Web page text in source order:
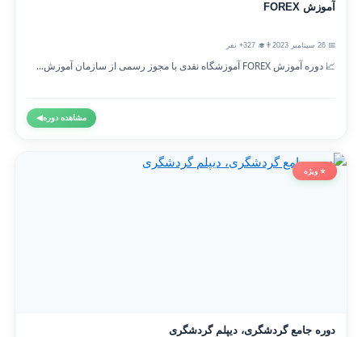
آموزش FOREX
👨‍🎓 327+ نفر
📈 دوره آموزش FOREX آموزشگاه نقدی با مجوز رسمی از سازمان آموزش...
مشاهده دوره◀
⭐ ویژه
دوره جامع گردشگری، دیپلم گردشگری